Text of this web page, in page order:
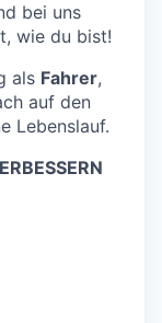
bei uns
wie du bist!
als Fahrer,
auf den
Lebenslauf.